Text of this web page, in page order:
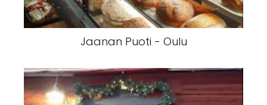
Jaanan Puoti - Oulu